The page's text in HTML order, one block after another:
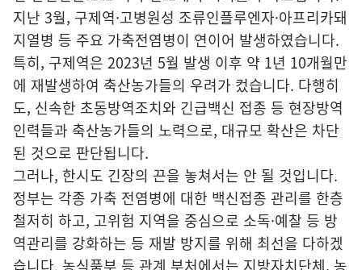
지난 3월, 구제역·고병원성 조류인플루엔자·아프리카돼
지열병 등 주요 가축전염병이 연이어 발생하였습니다.
특히, 구제역은 2023년 5월 발생 이후 약 1년 10개월만
에 재발생하여 축산농가들의 우려가 컸습니다. 다행히
도, 신속한 초동방역조치와 긴급백신 접종 등 현장방역
인력들과 축산농가들의 노력으로, 대규모 확산은 차단
된 것으로 판단됩니다.
그러나, 한시도 긴장의 끈을 놓쳐서는 안 될 것입니다.
정부는 각종 가축 전염병에 대한 백신접종 관리를 한층
철저히 하고, 고위험 지역을 중심으로 소독·예찰 등 방
역관리를 강화하는 등 재발 방지를 위해 최선을 다하겠
습니다. 농식품부 등 관계 부처에서는 지방자치단체, 농